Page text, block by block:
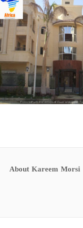
About Kareem Morsi